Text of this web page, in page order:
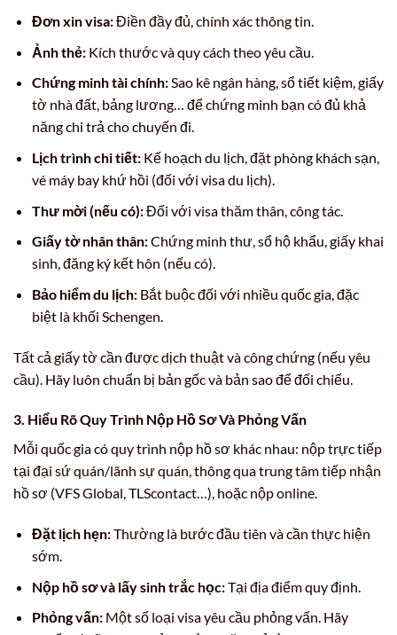
Đơn xin visa:Điền đầy đủ, chính xác thông tin.
Ảnh thẻ:Kích thước và quy cách theo yêu cầu.
Chứng minh tài chính:Sao kê ngân hàng, sổ tiết kiệm, giấy
tờ nhà đất, bảng lương… để chứng minh bạn có đủ khả
năng chi trả cho chuyến đi.
Lịch trình chi tiết:Kế hoạch du lịch, đặt phòng khách sạn,
vé máy bay khứ hồi (đối với visa du lịch).
Thư mời (nếu có):Đối với visa thăm thân, công tác.
Giấy tờ nhân thân:Chứng minh thư, sổ hộ khẩu, giấy khai
sinh, đăng ký kết hôn (nếu có).
Bảo hiểm du lịch:Bắt buộc đối với nhiều quốc gia, đặc
biệt là khối Schengen.
Tất cả giấy tờ cần được dịch thuật và công chứng (nếu yêu
cầu). Hãy luôn chuẩn bị bản gốc và bản sao để đối chiếu.
3. Hiểu Rõ Quy Trình Nộp Hồ Sơ Và Phỏng Vấn
Mỗi quốc gia có quy trình nộp hồ sơ khác nhau: nộp trực tiếp
tại đại sứ quán/lãnh sự quán, thông qua trung tâm tiếp nhận
hồ sơ (VFS Global, TLScontact…), hoặc nộp online.
Đặt lịch hẹn:Thường là bước đầu tiên và cần thực hiện
sớm.
Nộp hồ sơ và lấy sinh trắc học:Tại địa điểm quy định.
Phỏng vấn:Một số loại visa yêu cầu phỏng vấn. Hãy